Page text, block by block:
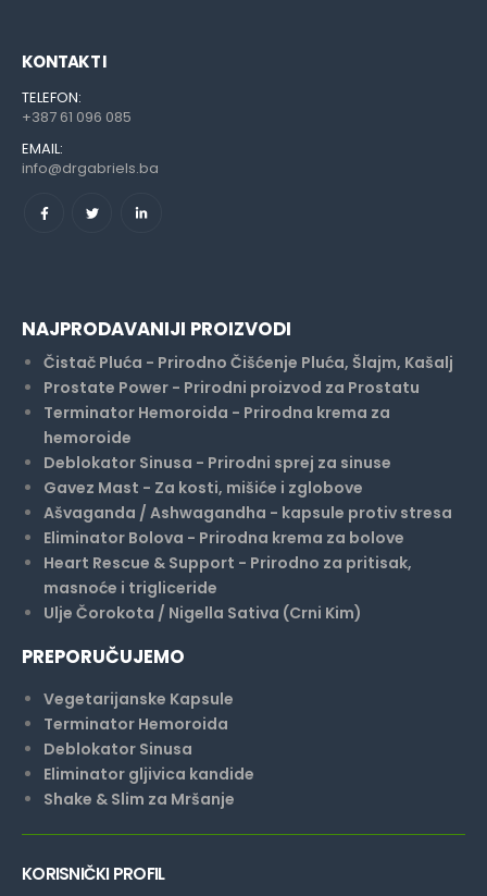
KONTAKT I
TELEFON:
+387 61 096 085
EMAIL:
info@drgabriels.ba
NAJPRODAVANIJI PROIZVODI
Čistač Pluća - Prirodno Čišćenje Pluća, Šlajm, Kašalj
Prostate Power - Prirodni proizvod za Prostatu
Terminator Hemoroida - Prirodna krema za
hemoroide
Deblokator Sinusa - Prirodni sprej za sinuse
Gavez Mast - Za kosti, mišiće i zglobove
Ašvaganda / Ashwagandha - kapsule protiv stresa
Eliminator Bolova - Prirodna krema za bolove
Heart Rescue & Support - Prirodno za pritisak,
masnoće i trigliceride
Ulje Čorokota / Nigella Sativa (Crni Kim)
PREPORUČUJEMO
Vegetarijanske Kapsule
Terminator Hemoroida
Deblokator Sinusa
Eliminator gljivica kandide
Shake & Slim za Mršanje
KORISNIČKI PROFIL